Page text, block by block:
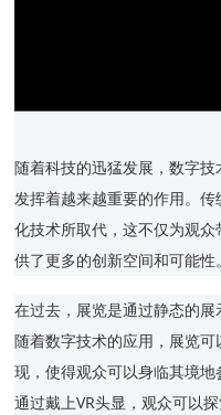
随着科技的迅猛发展，数字
发挥着越来越重要的作用。
化技术所取代，这不仅为观
供了更多的创新空间和可能性。
在过去，展览是通过静态的展
随着数字技术的应用，展览
现，使得观众可以身临其境地
通过戴上VR头显，观众可以